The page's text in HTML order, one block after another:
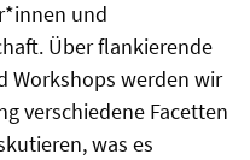
und
Über flankierende
Workshops werden wir
verschiedene Facetten
was es